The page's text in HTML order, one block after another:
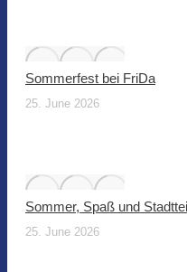
Sommerfest bei FriDa
25. June 2026
Sommer, Spaß und
25. June 2026